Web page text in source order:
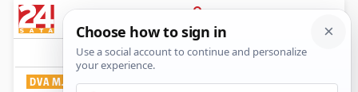
PRIJAVA
Show Komentari
DVA MJESECA DO NATJECANJA